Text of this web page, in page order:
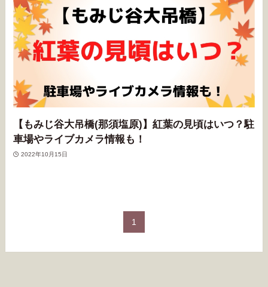
【もみじ谷大吊橋(那須塩原)】紅葉の見頃はいつ？駐
車場やライブカメラ情報も！
2022年10月15日
1